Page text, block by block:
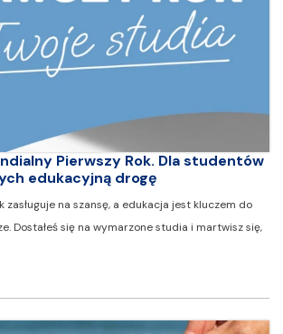
Pierwszy Rok. Dla studentów
edukacyjną drogę
zasługuje na szansę, a edukacja jest kluczem do
Dostałeś się na wymarzone studia i martwisz się,